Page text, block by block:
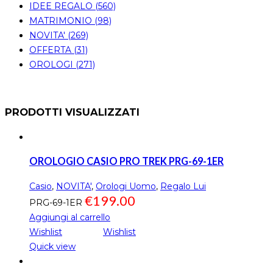
IDEE REGALO (560)
MATRIMONIO (98)
NOVITA' (269)
OFFERTA (31)
OROLOGI (271)
PRODOTTI VISUALIZZATI
OROLOGIO CASIO PRO TREK PRG-69-1ER
Casio, NOVITA', Orologi Uomo, Regalo Lui
PRG-69-1ER €199.00
Aggiungi al carrello
Wishlist
Wishlist
Quick view